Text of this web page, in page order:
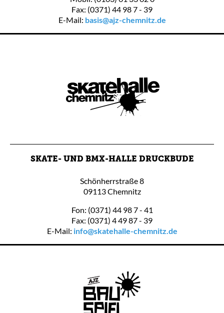
Fax: (0371) 44 98 7 - 39
E-Mail: basis@ajz-chemnitz.de
SKATE- UND BMX-HALLE DRUCKBUDE
Schönherrstraße 8
09113 Chemnitz
Fon: (0371) 44 98 7 - 41
Fax: (0371) 4 49 87 - 39
E-Mail: info@skatehalle-chemnitz.de